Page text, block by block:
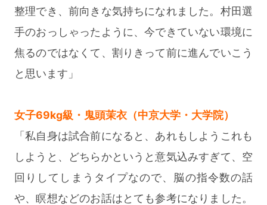
整理でき、前向きな気持ちになれました。村田選
手のおっしゃったように、今できていない環境に
焦るのではなくて、割りきって前に進んでいこう
と思います」
女子69kg級・鬼頭茉衣（中京大学・大学院）
「私自身は試合前になると、あれもしようこれも
しようと、どちらかというと意気込みすぎて、空
回りしてしまうタイプなので、脳の指令数の話
や、瞑想などのお話はとても参考になりました。